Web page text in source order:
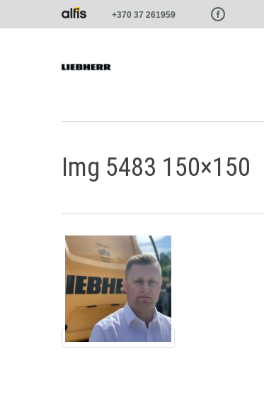
Paste this code as high in the of the page as possible:
+370 37 261959
Img 5483 150×150